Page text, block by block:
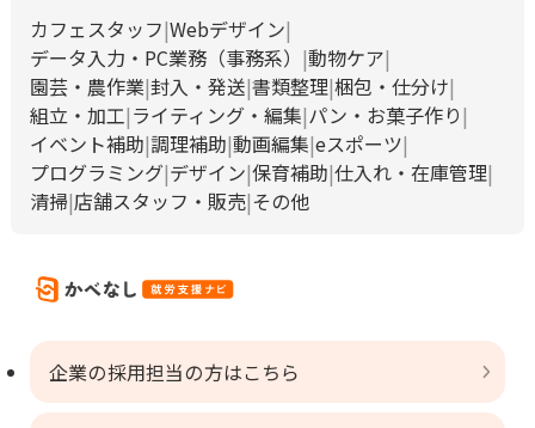
カフェスタッフ Webデザイン
データ入力・PC業務（事務系）
動物ケア
園芸・農作業 封入・発送 書類整理 梱包・仕分け
組立・加工 ライティング・編集 パン・お菓子作り
イベント補助 調理補助 動画編集 eスポーツ
プログラミング デザイン 保育補助 仕入れ・在庫管理
清掃 店舗スタッフ・販売 その他
企業の採用担当の方はこちら